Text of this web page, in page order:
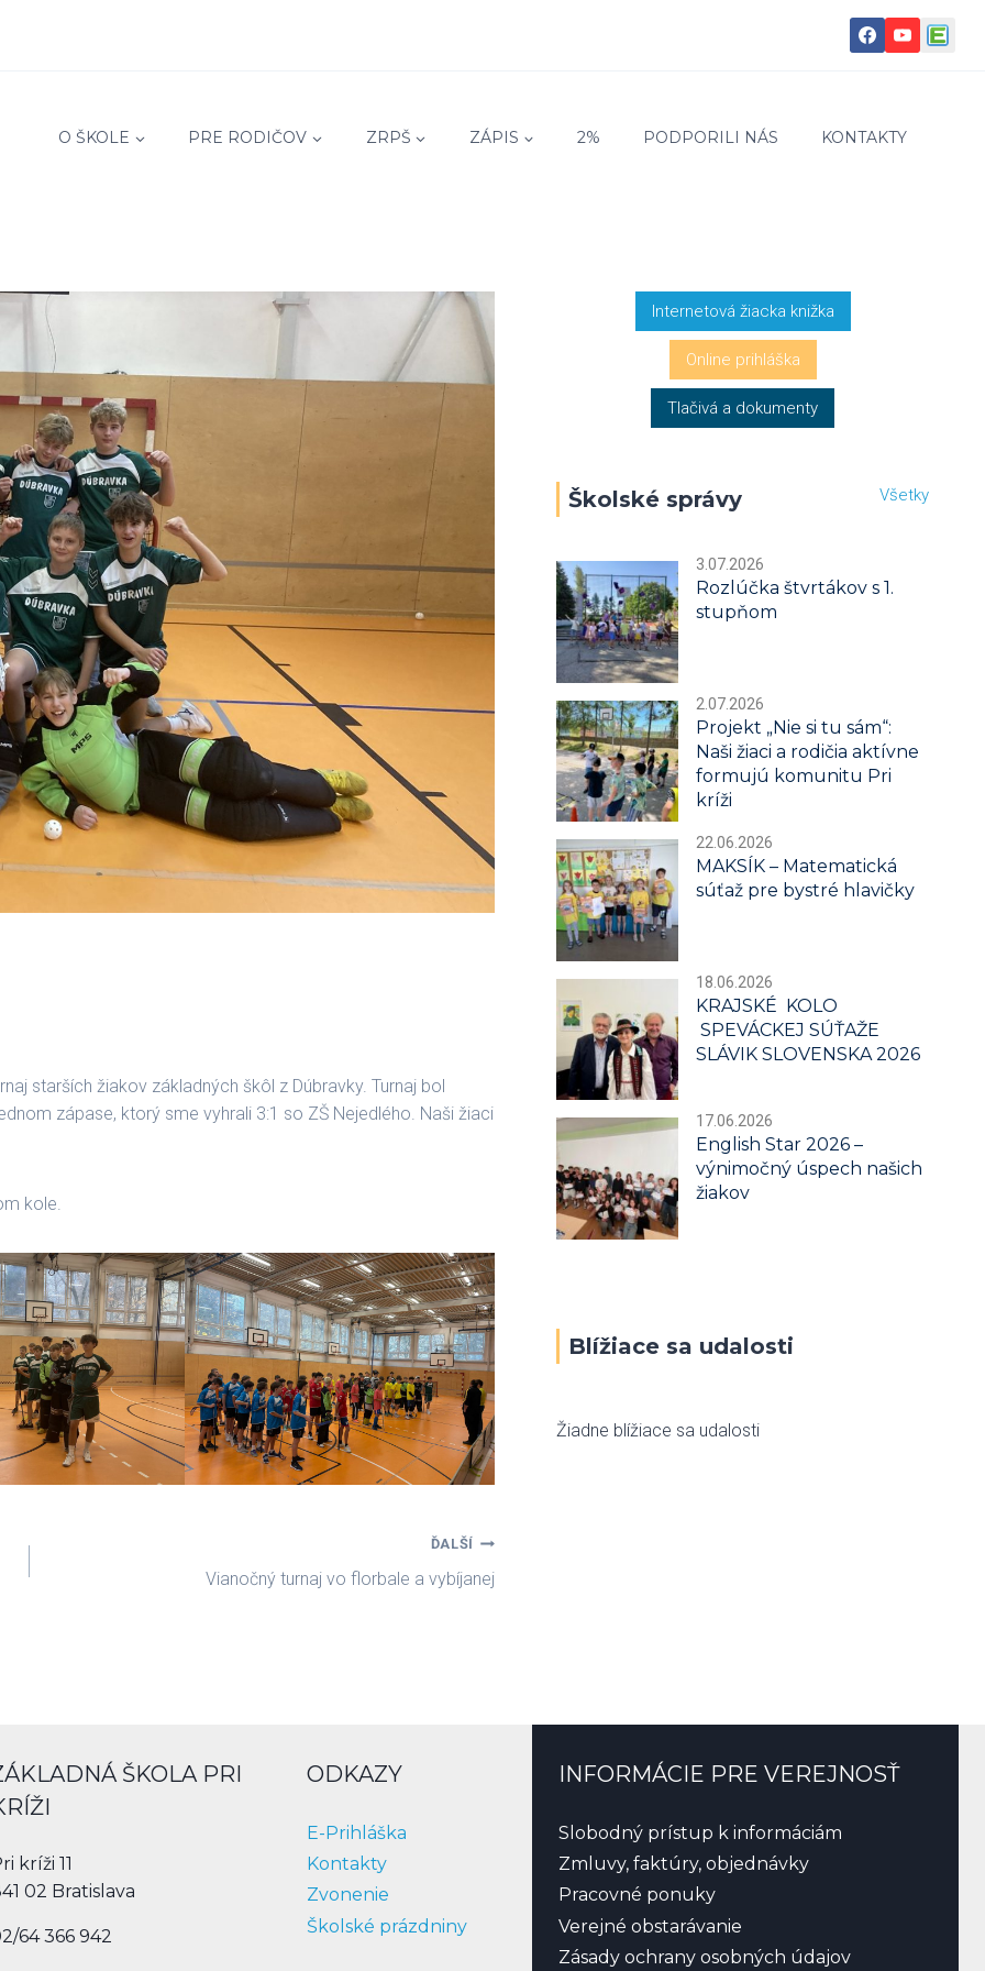
O ŠKOLE PRE RODIČOV ZRPŠ ZÁPIS 2% PODPORILI NÁS KONTAKTY
starších žiakov základných škôl z Dúbravky. Turnaj bol
zápase, ktorý sme vyhrali 3:1 so ZŠ Nejedlého. Naši žiaci
kole.
ĎALŠÍ
Vianočný turnaj vo florbale a vybíjanej
Internetová žiacka knižka
Online prihláška
Tlačivá a dokumenty
Školské správy Všetky
3.07.2026
Rozlúčka štvrtákov s 1.
stupňom
2.07.2026
Projekt „Nie si tu sám“:
Naši žiaci a rodičia aktívne
formujú komunitu Pri
kríži
22.06.2026
MAKSÍK – Matematická
súťaž pre bystré hlavičky
18.06.2026
KRAJSKÉ KOLO
SPEVÁCKEJ SÚŤAŽE
SLÁVIK SLOVENSKA 2026
17.06.2026
English Star 2026 –
výnimočný úspech našich
žiakov
Blížiace sa udalosti
Žiadne blížiace sa udalosti
ŠKOLA PRI
kríži 11
02 Bratislava
64 366 942
ODKAZY
E-Prihláška
Kontakty
Zvonenie
Školské prázdniny
INFORMÁCIE PRE VEREJNOSŤ
Slobodný prístup k informáciám
Zmluvy, faktúry, objednávky
Pracovné ponuky
Verejné obstarávanie
Zásady ochrany osobných údajov